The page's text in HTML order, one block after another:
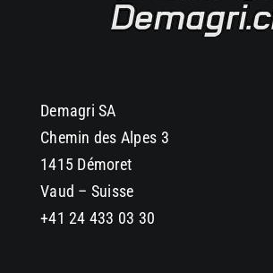
Demagri SA
Chemin des Alpes 3
1415 Démoret
Vaud – Suisse
+41 24 433 03 30